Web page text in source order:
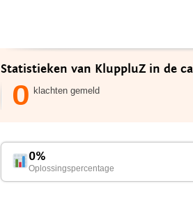
Statistieken van KluppluZ in de
0 klachten gemeld
0%
Oplossingspercentage